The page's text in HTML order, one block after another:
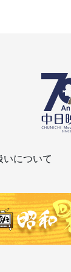
いについて